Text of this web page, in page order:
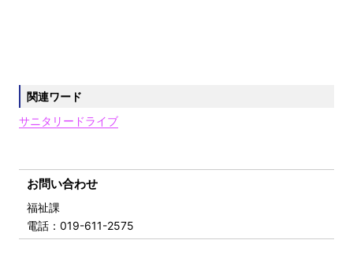
関連ワード
サニタリードライブ
お問い合わせ
福祉課
電話 ：019-611-2575